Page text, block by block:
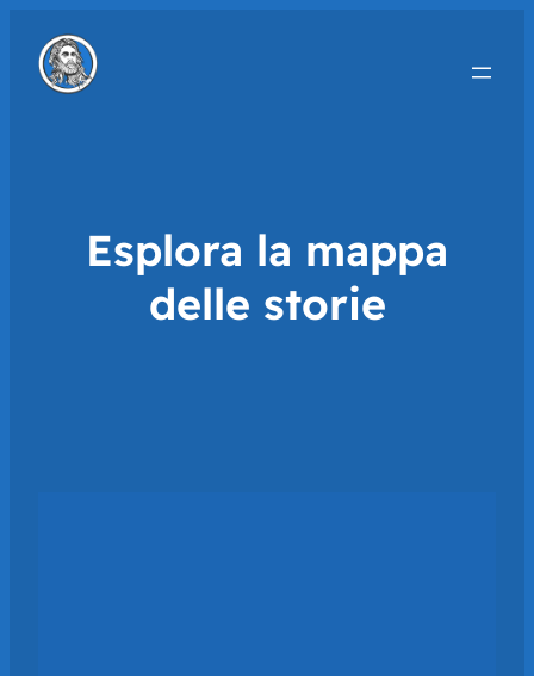
Esplora la mappa
delle storie